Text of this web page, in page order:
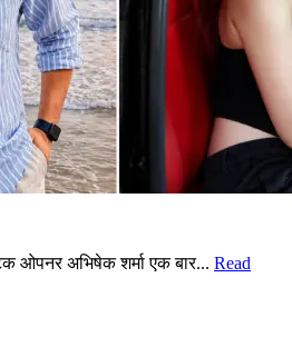
ओपनर अभिषेक शर्मा एक बार... Read